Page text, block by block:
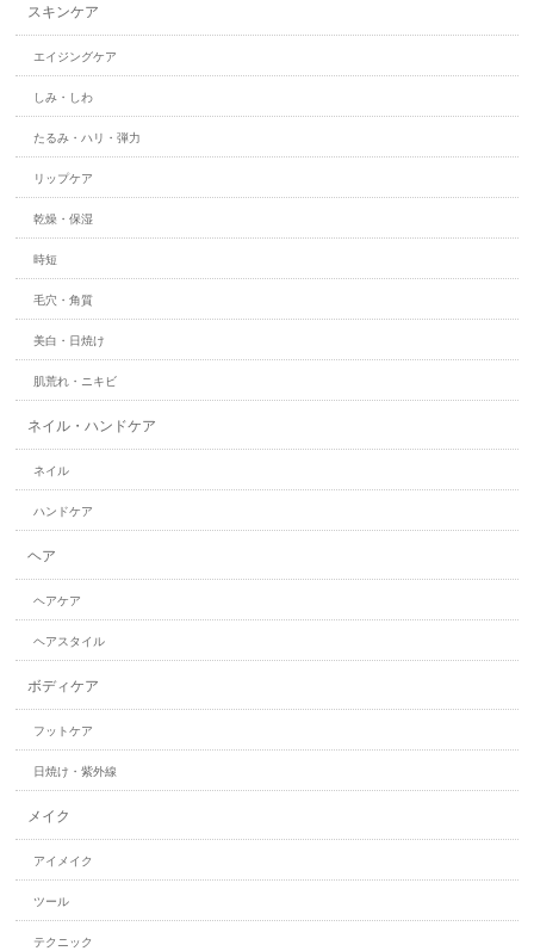
スキンケア
エイジングケア
しみ・しわ
たるみ・ハリ・弾力
リップケア
乾燥・保湿
時短
毛穴・角質
美白・日焼け
肌荒れ・ニキビ
ネイル・ハンドケア
ネイル
ハンドケア
ヘア
ヘアケア
ヘアスタイル
ボディケア
フットケア
日焼け・紫外線
メイク
アイメイク
ツール
テクニック